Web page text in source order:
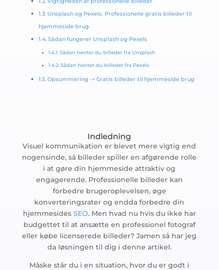
Unsplash og Pexels: Professionelle gratis billeder til
hjemmeside brug
Sådan fungerer Unsplash og Pexels
Sådan henter du billeder fra Unsplash
Sådan henter du billeder fra Pexels
Opsummering -> Gratis billeder til hjemmeside brug
Indledning
Visuel kommunikation er blevet mere vigtig end
nogensinde, så billeder spiller en afgørende rolle
i at gøre din hjemmeside attraktiv og
engagerende. Professionelle billeder kan
forbedre brugeroplevelsen, øge
konverteringsrater og endda forbedre din
hjemmesides SEO. Men hvad nu hvis du ikke har
budgettet til at ansætte en professionel fotograf
eller købe licenserede billeder? Jamen så har jeg
da løsningen til dig i denne artikel.
Måske står du i en situation, hvor du er godt i